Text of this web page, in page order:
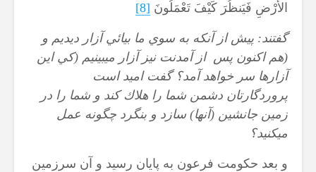
الأَرْضِ فَيَنظُرَ كَيْفَ تَعْمَلُونَ [8]
گفتند: پيش از آنكه به سوي ما بيائي آزار ديديم و
(هم اكنون پس ‍ از آمدنت نيز آزار مي‏بينيم (كي اين
آزارها سر خواهد آمد؟ گفت اميد است
پروردگارتان دشمن شما را هلاك كند و شما را در
زمين جانشين (آنها) سازد و بنگرد چگونه عمل
مي‏كنيد؟
و بعد حکومت فرعون به پایان رسید و آن سرزمین